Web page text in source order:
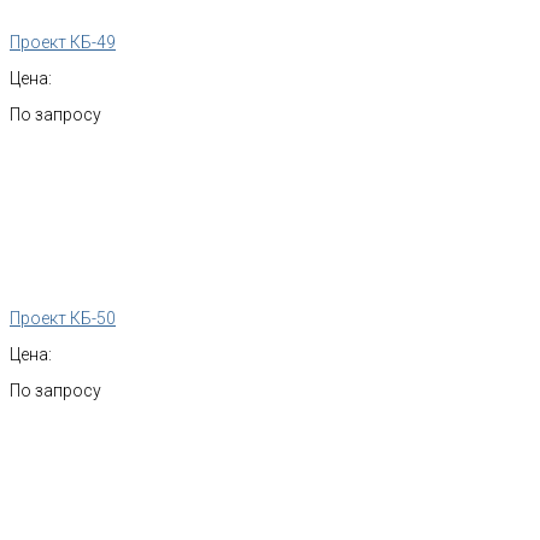
Проект КБ-49
Цена:
По запросу
Проект КБ-50
Цена:
По запросу